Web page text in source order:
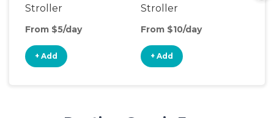
Stroller
From $5/day
+ Add
Stroller
From $10/day
+ Add